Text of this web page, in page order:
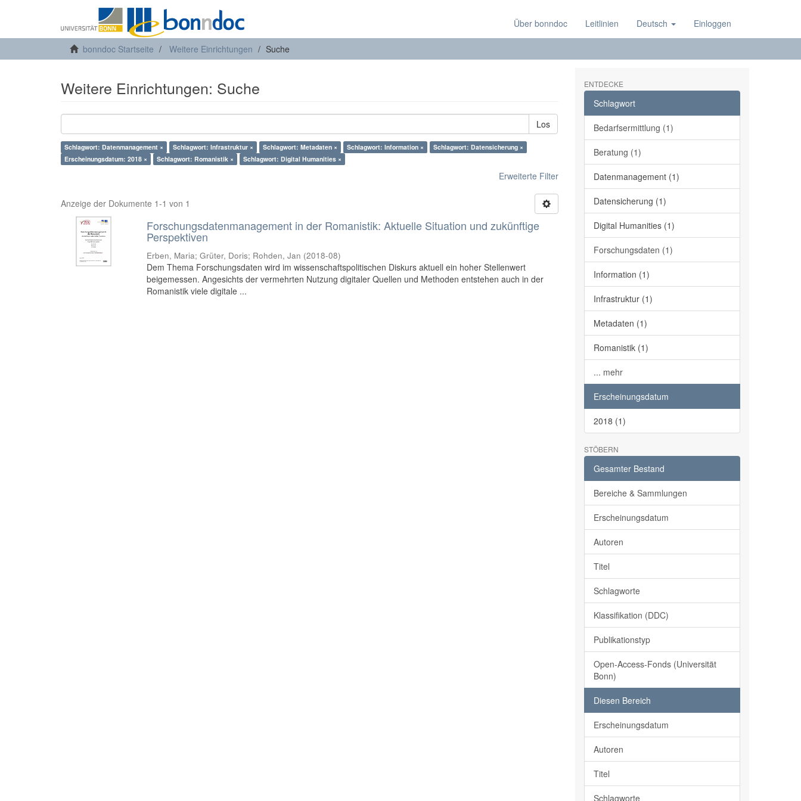
Über bonndoc Leitlinien Deutsch Einloggen
bonndoc Startseite Weitere Einrichtungen Suche
Weitere Einrichtungen: Suche
Los
Schlagwort: Datenmanagement × Schlagwort: Infrastruktur × Schlagwort: Metadaten × Schlagwort: Information ×
Schlagwort: Datensicherung ×
Erscheinungsdatum: 2018 ×
Schlagwort: Romanistik × Schlagwort: Digital Humanities ×
Erweiterte Filter
Anzeige der Dokumente 1-1 von 1
Forschungsdatenmanagement in der Romanistik: Aktuelle Situation und zukünftige
Perspektiven
Erben, Maria;Grüter, Doris; Rohden, Jan (2018-08)
Dem Thema Forschungsdaten wird im wissenschaftspolitischen Diskurs aktuell ein hoher Stellenwert
beigemessen. Angesichts der vermehrten Nutzung digitaler Quellen und Methoden entstehen auch in der
Romanistik viele digitale ...
ENTDECKE
Schlagwort
Bedarfsermittlung (1)
Beratung (1)
Datenmanagement (1)
Datensicherung (1)
Digital Humanities (1)
Forschungsdaten (1)
Information (1)
Infrastruktur (1)
Metadaten (1)
Romanistik (1)
... mehr
Erscheinungsdatum
2018 (1)
STÖBERN
Gesamter Bestand
Bereiche & Sammlungen
Erscheinungsdatum
Autoren
Titel
Schlagworte
Klassifikation (DDC)
Publikationstyp
Open-Access-Fonds (Universität
Bonn)
Diesen Bereich
Erscheinungsdatum
Autoren
Titel
Schlagworte